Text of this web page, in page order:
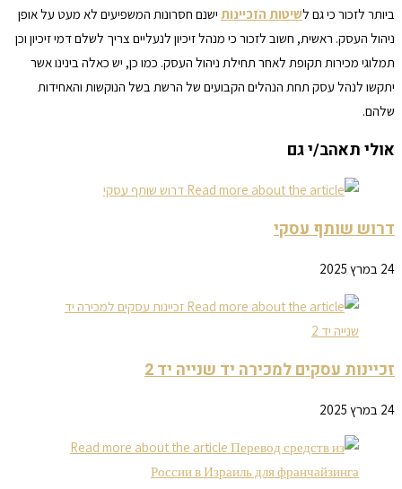
ביותר לזכור כי גם לשיטות הזכיינות ישנם חסרונות המשפיעים לא מעט על אופן
ניהול העסק. ראשית, חשוב לזכור כי מנהל זיכיון לנעליים צריך לשלם דמי זיכיון וכן
תמלוגי מכירות תקופת לאחר תחילת ניהול העסק. כמו כן, יש כאלה בינינו אשר
יתקשו לנהל עסק תחת הנהלים הקבועים של הרשת בשל הנוקשות והאחידות
שלהם.
אולי תאהב/י גם
דרוש שותף עסקי
24 במרץ 2025
זכיינות עסקים למכירה יד שנייה יד 2
24 במרץ 2025